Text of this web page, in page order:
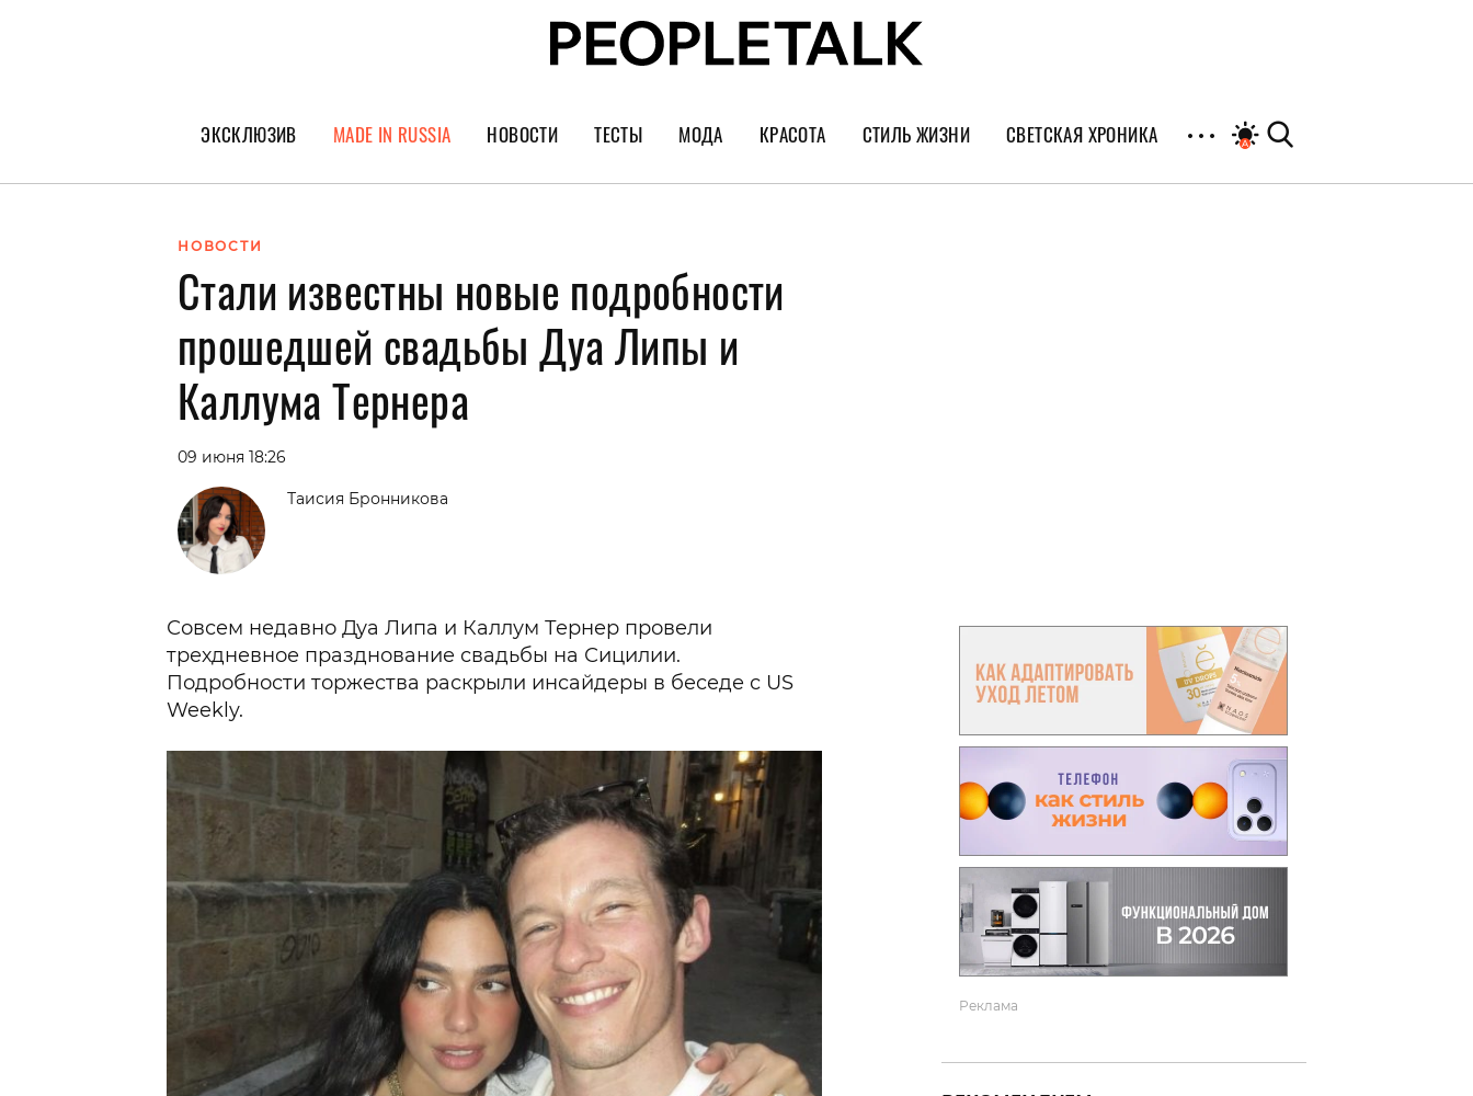
ЭКСКЛЮЗИВ
ГЕРОИ PEOPLETALK
ПОКОЛЕНИЕ
MADE IN RUSSIA НОВОСТИ ТЕСТЫ МОДА
Тренды
Украшения и часы
КРАСОТА
Уход за лицом
Парфюм
СТИЛЬ ЖИЗНИ
Культура
СВЕТСКАЯ ХРОНИКА
НОВОСТИ
Стали известны новые подробности
прошедшей свадьбы Дуа Липы и
Каллума Тернера
09 июня 18:26
Таисия Бронникова
Совсем недавно Дуа Липа и Каллум Тернер провели
трехдневное празднование свадьбы на Сицилии.
Подробности торжества раскрыли инсайдеры в беседе с US
Weekly.
Реклама